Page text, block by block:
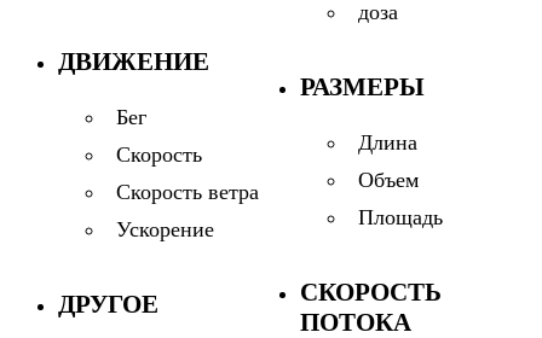
ДВИЖЕНИЕ
Бег
Скорость
Скорость ветра
Ускорение
ДРУГОЕ
доза
РАЗМЕРЫ
Длина
Объем
Площадь
СКОРОСТЬ
ПОТОКА